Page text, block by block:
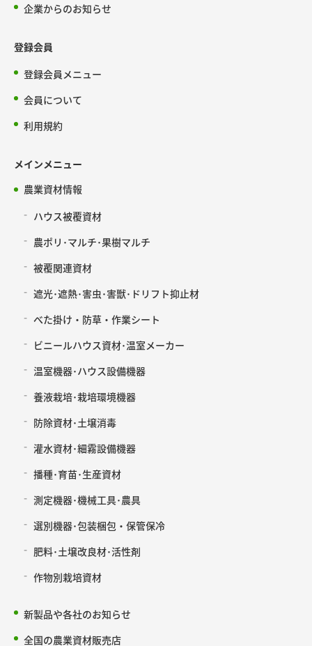
企業からのお知らせ
登録会員
登録会員メニュー
会員について
利用規約
メインメニュー
農業資材情報
ハウス被覆資材
農ポリ･マルチ･果樹マルチ
被覆関連資材
遮光･遮熱･害虫･害獣･ドリフト抑止材
べた掛け・防草・作業シート
ビニールハウス資材･温室メーカー
温室機器･ハウス設備機器
養液栽培･栽培環境機器
防除資材･土壌消毒
灌水資材･細霧設備機器
播種･育苗･生産資材
測定機器･機械工具･農具
選別機器･包装梱包・保管保冷
肥料･土壌改良材･活性剤
作物別栽培資材
新製品や各社のお知らせ
全国の農業資材販売店